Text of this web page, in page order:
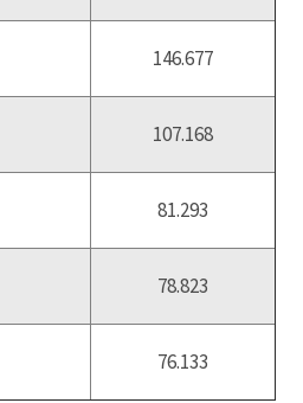
146.677
107.168
81.293
78.823
76.133